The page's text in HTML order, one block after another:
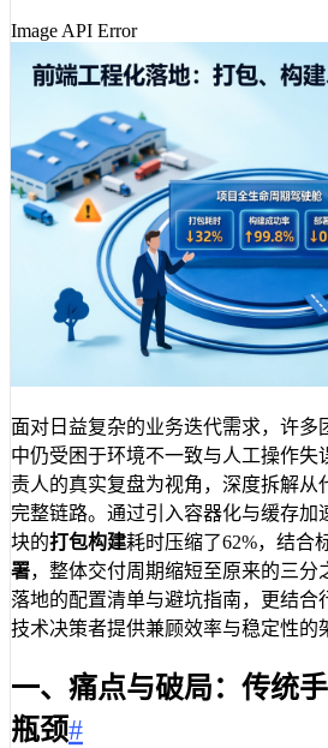
Image API Error
面对日益复杂的业务迭代需求，许多
中仍受困于环境不一致与人工操作失
责人的真实复盘为视角，深度拆解从
完整链路。通过引入容器化与缓存加
块的打包构建耗时压缩了62%，结合
署，整体交付周期缩短至原来的三分
落地的配置清单与避坑指南，更结合
技术决策者提供兼顾效率与稳定性的
一、痛点与破局：传统
瓶颈#